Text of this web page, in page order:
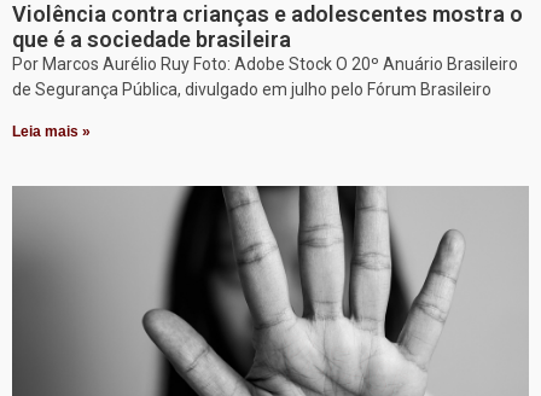
Violência contra crianças e adolescentes mostra o
que é a sociedade brasileira
Por Marcos Aurélio Ruy Foto: Adobe Stock O 20º Anuário Brasileiro
de Segurança Pública, divulgado em julho pelo Fórum Brasileiro
Leia mais »